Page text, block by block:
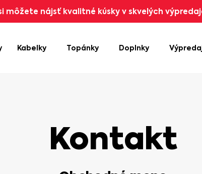
si môžete nájsť kvalitné kúsky v skvelých
Kabelky Topánky Doplnky
Kontakt